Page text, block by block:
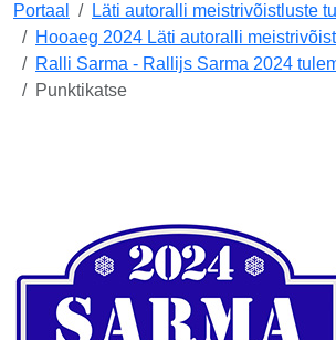
Portaal
Läti autoralli meistrivõistluste
Hooaeg 2024 Läti autoralli
Ralli Sarma - Rallijs Sarma 2024
Punktikatse